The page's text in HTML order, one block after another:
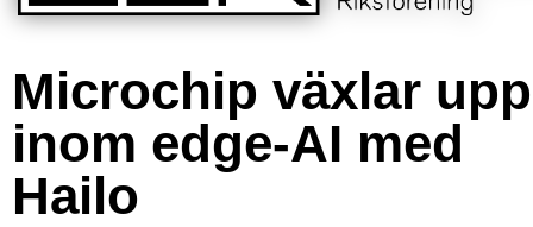
Microchip växlar upp
inom edge-AI med
Hailo